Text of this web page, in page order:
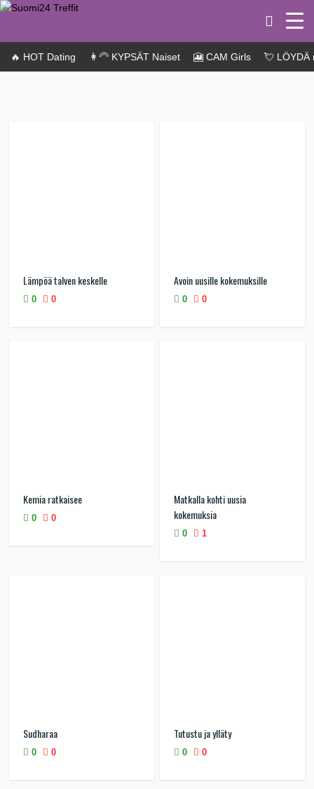
🔥 HOT Dating 👩‍🦳 KYPSÄT Naiset 🎦 CAM Girls 💘 LÖYDÄ
Lämpöä talven keskelle
0 0
Avoin uusille kokemuksille
0 0
Kemia ratkaisee
0 0
Matkalla kohti uusia
kokemuksia
0 1
Sudharaa
0 0
Tutustu ja ylläty
0 0